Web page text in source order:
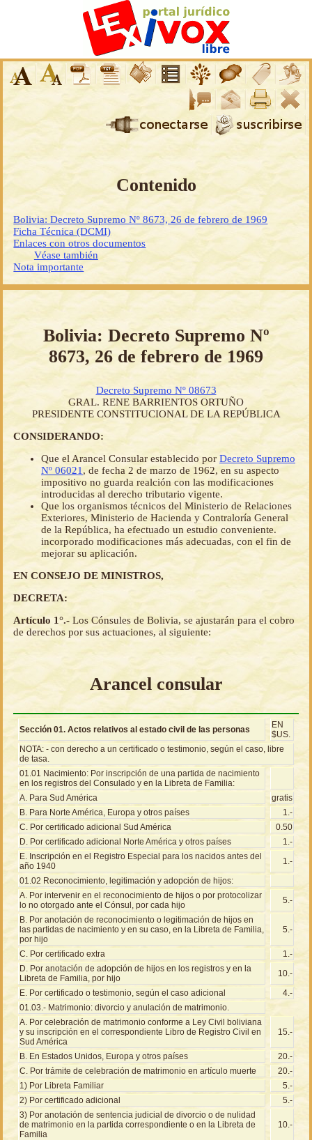
Contenido
Bolivia: Decreto Supremo Nº 8673, 26 de febrero de 1969
Ficha Técnica (DCMI)
Enlaces con otros documentos
Véase también
Nota importante
Bolivia: Decreto Supremo Nº
8673, 26 de febrero de 1969
Decreto Supremo Nº 08673
GRAL. RENE BARRIENTOS ORTUÑO
PRESIDENTE CONSTITUCIONAL DE LA REPÚBLICA
CONSIDERANDO:
Que el Arancel Consular establecido por Decreto Supremo
Nº 06021 , de fecha 2 de marzo de 1962, en su aspecto
impositivo no guarda realción con las modificaciones
introducidas al derecho tributario vigente.
Que los organismos técnicos del Ministerio de Relaciones
Exteriores, Ministerio de Hacienda y Contraloría General
de la República, ha efectuado un estudio conveniente.
incorporado modificaciones más adecuadas, con el fin de
mejorar su aplicación.
EN CONSEJO DE MINISTROS,
DECRETA:
Artículo 1°.- Los Cónsules de Bolivia, se ajustarán para el cobro
de derechos por sus actuaciones, al siguiente:
Arancel consular
Sección 01. Actos relativos al estado civil de las personas
EN
$US.
NOTA: - con derecho a un certificado o testimonio, según el caso, libre
de tasa.
01.01 Nacimiento: Por inscripción de una partida de nacimiento
en los registros del Consulado y en la Libreta de Familia:
A. Para Sud América
gratis
B. Para Norte América, Europa y otros países
1.-
C. Por certificado adicional Sud América
0.50
D. Por certificado adicional Norte América y otros países
1.-
E. Inscripción en el Registro Especial para los nacidos antes del
año 1940
1.-
01.02 Reconocimiento, legitimación y adopción de hijos:
A. Por intervenir en el reconocimiento de hijos o por protocolizar
lo no otorgado ante el Cónsul, por cada hijo
5.-
B. Por anotación de reconocimiento o legitimación de hijos en
las partidas de nacimiento y en su caso, en la Libreta de Familia,
por hijo
5.-
C. Por certificado extra
1.-
D. Por anotación de adopción de hijos en los registros y en la
Libreta de Familia, por hijo
10.-
E. Por certificado o testimonio, según el caso adicional
4.-
01.03.- Matrimonio: divorcio y anulación de matrimonio.
A. Por celebración de matrimonio conforme a Ley Civil boliviana
y su inscripción en el correspondiente Libro de Registro Civil en
Sud América
15.-
B. En Estados Unidos, Europa y otros países
20.-
C. Por trámite de celebración de matrimonio en artículo muerte
20.-
1) Por Libreta Familiar
5.-
2) Por certificado adicional
5.-
3) Por anotación de sentencia judicial de divorcio o de nulidad
de matrimonio en la partida correspondiente o en la Libreta de
Familia
10.-